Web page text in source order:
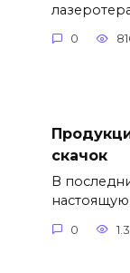
0
скачок
В
0